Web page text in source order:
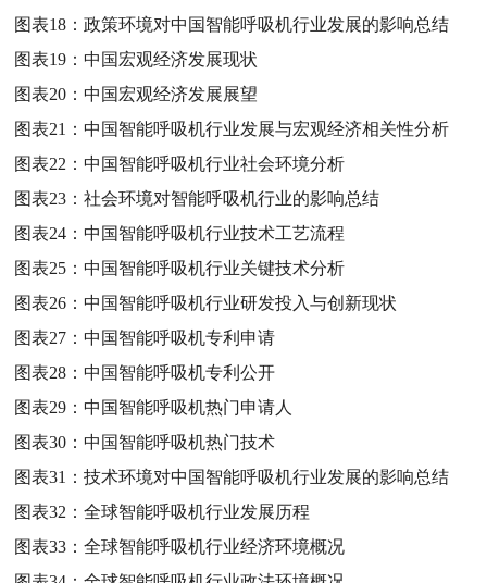
图表18：政策环境对中国智能呼吸机行业发展的影响总结
图表19：中国宏观经济发展现状
图表20：中国宏观经济发展展望
图表21：中国智能呼吸机行业发展与宏观经济相关性分析
图表22：中国智能呼吸机行业社会环境分析
图表23：社会环境对智能呼吸机行业的影响总结
图表24：中国智能呼吸机行业技术工艺流程
图表25：中国智能呼吸机行业关键技术分析
图表26：中国智能呼吸机行业研发投入与创新现状
图表27：中国智能呼吸机专利申请
图表28：中国智能呼吸机专利公开
图表29：中国智能呼吸机热门申请人
图表30：中国智能呼吸机热门技术
图表31：技术环境对中国智能呼吸机行业发展的影响总结
图表32：全球智能呼吸机行业发展历程
图表33：全球智能呼吸机行业经济环境概况